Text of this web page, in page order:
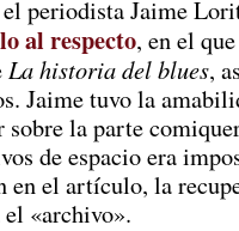
el periodista Jaime
al respecto, en el
La historia del blues,
Jaime tuvo la
sobre la parte
de espacio era
en el artículo, la
«archivo».